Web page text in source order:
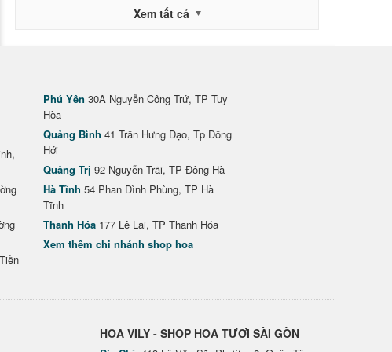
Xem tất cả
Phú Yên 30A Nguyễn Công Trứ, TP Tuy
Hòa
Quảng Bình 41 Trần Hưng Đạo, Tp Đồng
Hới
Quảng Trị 92 Nguyễn Trãi, TP Đông Hà
Hà Tĩnh 54 Phan Đình Phùng, TP Hà
Tĩnh
Thanh Hóa 177 Lê Lai, TP Thanh Hóa
Xem thêm chi nhánh shop hoa
HOA VILY - SHOP HOA TƯƠI SÀI GÒN